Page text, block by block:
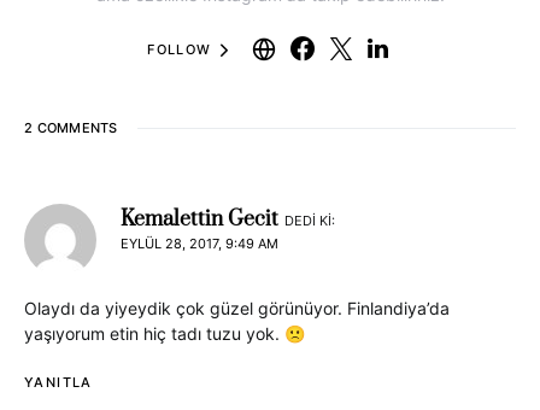
FOLLOW
2 COMMENTS
Kemalettin Gecit DEDI KI:
EYLÜL 28, 2017, 9:49 AM
Olaydı da yiyeydik çok güzel görünüyor. Finlandiya’da
yaşıyorum etin hiç tadı tuzu yok. 🙁
YANITLA